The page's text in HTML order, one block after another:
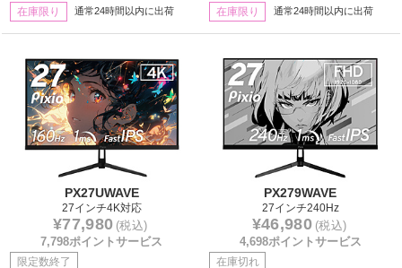
在庫限り 通常24時間以内に出荷 在庫限り 通常24時間以内に出荷
PX27UWAVE
27インチ4K対応
¥77,980 (税込)
7,798ポイントサービス
限定数終了
PX279WAVE
27インチ240Hz
¥46,980 (税込)
4,698ポイントサービス
在庫切れ